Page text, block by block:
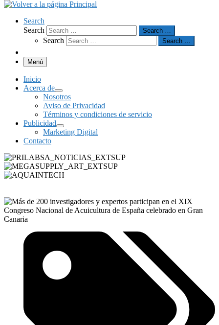
Search
Search
Search …
Search Search …
Menú
Inicio
Acerca de
Nosotros
Aviso de Privacidad
Términos y condiciones de servicio
Publicidad
Marketing Digital
Contacto